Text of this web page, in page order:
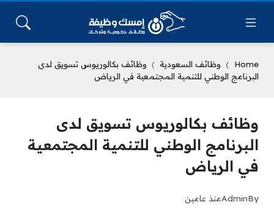
Home وظائف السعودية
وظائف بكالوريوس تسويق لدى
البرنامج الوطني للتنمية المجتمعية في الرياض
وظائف بكالوريوس تسويق لدى
البرنامج الوطني للتنمية المجتمعية
في الرياض
By
Adminمنذ عامين